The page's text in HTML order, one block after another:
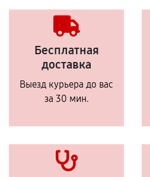
Бесплатная
доставка
Выезд курьера до вас
за 30 мин.